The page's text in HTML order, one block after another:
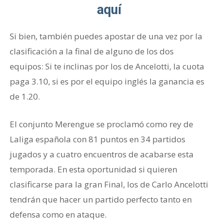
aquí
Si bien, también puedes apostar de una vez por la
clasificación a la final de alguno de los dos
equipos: Si te inclinas por los de Ancelotti, la cuota
paga 3.10, si es por el equipo inglés la ganancia es
de 1.20.
El conjunto Merengue se proclamó como rey de
Laliga española con 81 puntos en 34 partidos
jugados y a cuatro encuentros de acabarse esta
temporada. En esta oportunidad si quieren
clasificarse para la gran Final, los de Carlo Ancelotti
tendrán que hacer un partido perfecto tanto en
defensa como en ataque.